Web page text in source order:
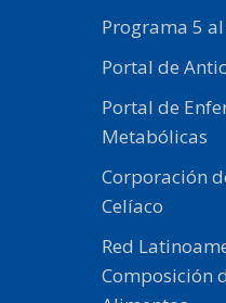
Programa 5
Portal de
Portal de
Metabólicas
Corporación
Celíaco
Red
Composición